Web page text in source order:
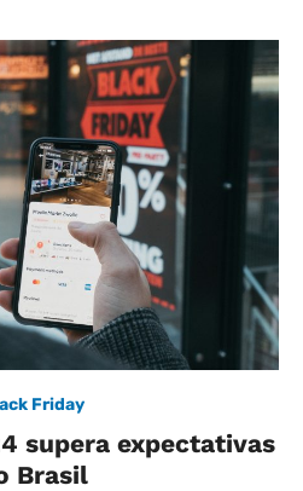
Friday
supera expectativas
Brasil